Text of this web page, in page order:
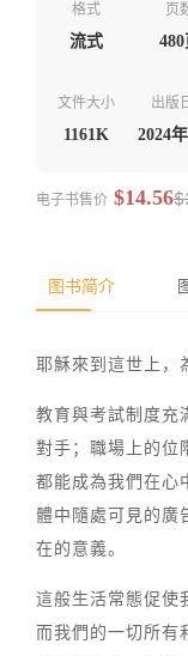
格式
流式
页
480
文件大小
1161K
出版
2024
电子书售价 $14.56
图书简介
耶穌來到這世上，
教育與考試制度充
對手；職場上的位
都能成為我們在心
體中隨處可見的廣
在的意義。
這般生活常態促使
而我們的一切所有